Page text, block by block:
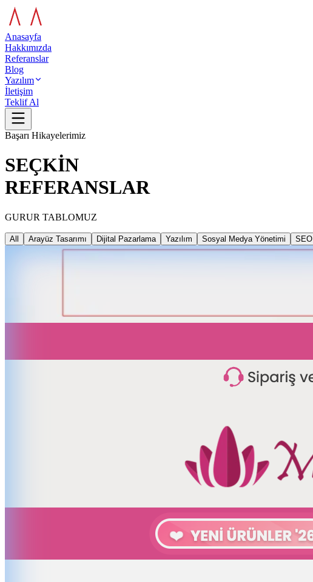
Anasayfa
Hakkımızda
Referanslar
Blog
Yazılım
İletişim
Teklif Al
Başarı Hikayelerimiz
SEÇKİN
REFERANSLAR
GURUR TABLOMUZ
All Arayüz Tasarımı Dijital Pazarlama Yazılım Sosyal Medya Yönetimi SEO